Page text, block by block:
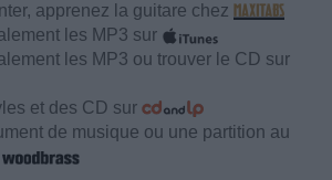
apprenez la guitare chez
les MP3 sur
les MP3 ou trouver le CD sur
et des CD sur
de musique ou une partition au